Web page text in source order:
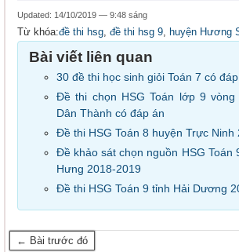
Updated: 14/10/2019 — 9:48 sáng
Từ khóa:đề thi hsg đề thi hsg 9 huyện Hương
Bài viết liên quan
30 đề thi học sinh giỏi Toán 7 có
Đề thi chọn HSG Toán lớp 9 vòng
Dân Thành có đáp án
Đề thi HSG Toán 8 huyện Trực Ninh
Đề khảo sát chọn nguồn HSG Toán
Hưng 2018-2019
Đề thi HSG Toán 9 tỉnh Hải Dương
← Bài trước đó